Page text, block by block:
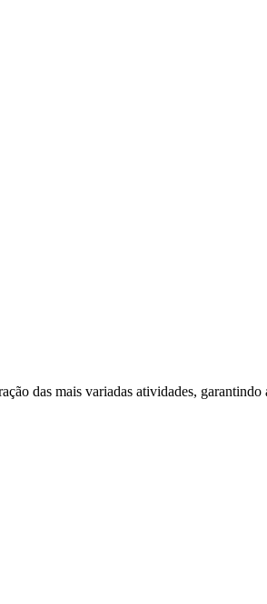
das mais variadas atividades,